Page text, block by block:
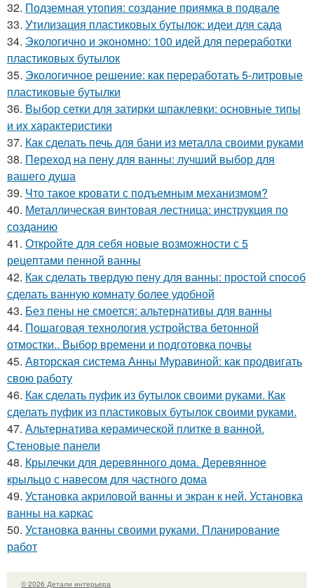
32. Подземная утопия: создание приямка в подвале
33. Утилизация пластиковых бутылок: идеи для сада
34. Экологично и экономно: 100 идей для переработки
пластиковых бутылок
35. Экологичное решение: как переработать 5-литровые
пластиковые бутылки
36. Выбор сетки для затирки шпаклевки: основные типы
и их характеристики
37. Как сделать печь для бани из металла своими руками
38. Переход на пену для ванны: лучший выбор для
вашего душа
39. Что такое кровати с подъемным механизмом?
40. Металлическая винтовая лестница: инструкция по
созданию
41. Откройте для себя новые возможности с 5
рецептами пенной ванны
42. Как сделать твердую пену для ванны: простой способ
сделать ванную комнату более удобной
43. Без пены не смоется: альтернативы для ванны
44. Пошаговая технология устройства бетонной
отмостки.. Выбор времени и подготовка почвы
45. Авторская система Анны Муравиной: как продвигать
свою работу
46. Как сделать пуфик из бутылок своими руками. Как
сделать пуфик из пластиковых бутылок своими руками.
47. Альтернатива керамической плитке в ванной.
Стеновые панели
48. Крылечки для деревянного дома. Деревянное
крыльцо с навесом для частного дома
49. Установка акриловой ванны и экран к ней. Установка
ванны на каркас
50. Установка ванны своими руками. Планирование
работ
© 2026 Детали интерьера